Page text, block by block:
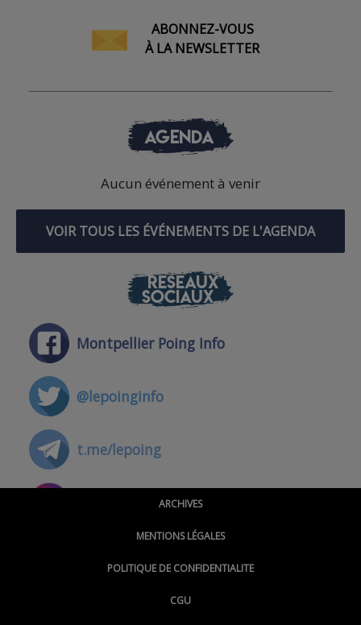
ABONNEZ-VOUS
À LA NEWSLETTER
AGENDA
Aucun événement à venir
VOIR TOUS LES ÉVÉNEMENTS DE L'AGENDA
RÉSEAUX
SOCIAUX
Montpellier Poing Info
@lepoinginfo
t.me/lepoing
@montpellierpoinginfo
@LePoingMontpellier
ARCHIVES
MENTIONS LÉGALES
POLITIQUE DE CONFIDENTIALITE
CGU